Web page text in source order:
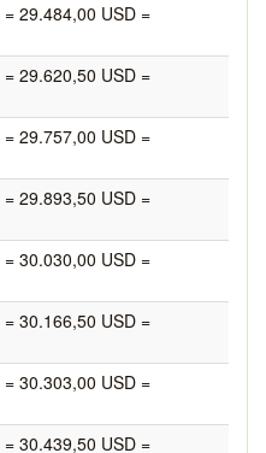
= 29.484,00 USD =
= 29.620,50 USD =
= 29.757,00 USD =
= 29.893,50 USD =
= 30.030,00 USD =
= 30.166,50 USD =
= 30.303,00 USD =
= 30.439,50 USD =